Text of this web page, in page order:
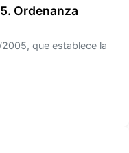
Ordenanza
que establece la